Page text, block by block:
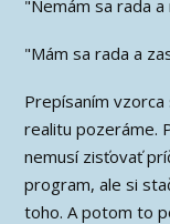
"Nemám sa rada
"Mám sa rada a
Prepísaním
realitu pozeráme.
nemusí zisťovať
program, ale si
toho. A potom to